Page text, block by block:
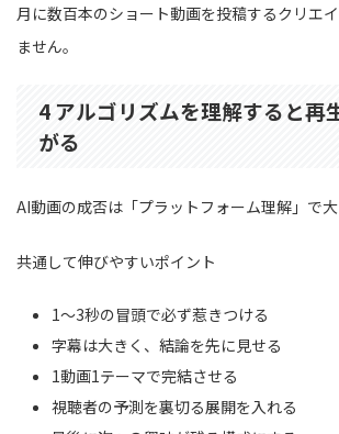
月に数百本のショート動画を投稿するクリエ
ません。
4 アルゴリズムを理解すると再
がる
AI動画の成否は「プラットフォーム理解」で大
共通して伸びやすいポイント
1〜3秒の冒頭で必ず惹きつける
字幕は大きく、結論を先に見せる
1動画1テーマで完結させる
視聴者の予測を裏切る展開を入れる